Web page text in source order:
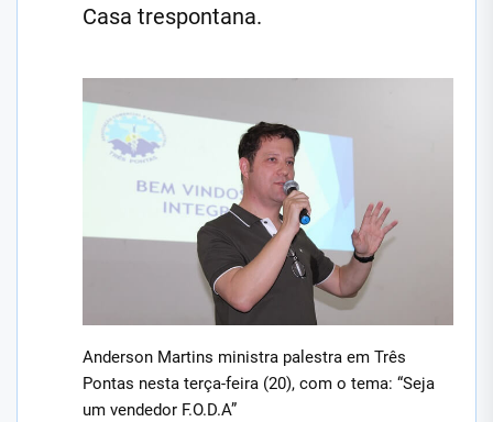
Casa trespontana.
Anderson Martins ministra palestra em Três
Pontas nesta terça-feira (20), com o tema: “Seja
um vendedor F.O.D.A”